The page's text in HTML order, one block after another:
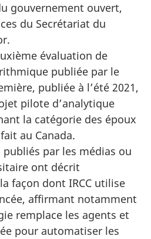
gouvernement ouvert,
du Secrétariat du
évaluation de
publiée par le
publiée à l’été 2021,
pilote d’analytique
la catégorie des époux
au Canada.
par les médias ou
ont décrit
façon dont IRCC utilise
affirmant notamment
remplace les agents et
pour automatiser les